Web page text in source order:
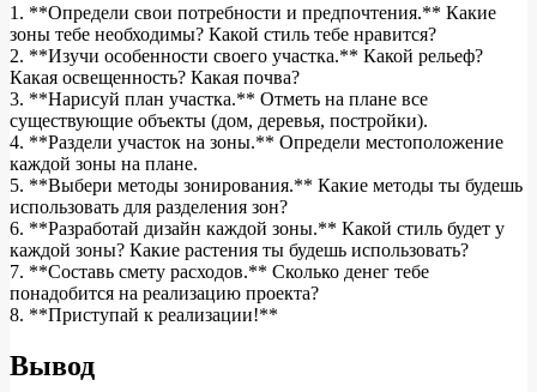
1. **Определи свои потребности и предпочтения.** Какие
зоны тебе необходимы? Какой стиль тебе нравится?
2. **Изучи особенности своего участка.** Какой рельеф?
Какая освещенность? Какая почва?
3. **Нарисуй план участка.** Отметь на плане все
существующие объекты (дом, деревья, постройки).
4. **Раздели участок на зоны.** Определи местоположение
каждой зоны на плане.
5. **Выбери методы зонирования.** Какие методы ты будешь
использовать для разделения зон?
6. **Разработай дизайн каждой зоны.** Какой стиль будет у
каждой зоны? Какие растения ты будешь использовать?
7. **Составь смету расходов.** Сколько денег тебе
понадобится на реализацию проекта?
8. **Приступай к реализации!**
Вывод